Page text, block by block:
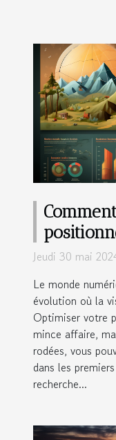
sur les
avancées
Jeudi 30 mai
Le monde
évolution où la
Optimiser votre
mince affaire,
rodées, vous
dans les
recherche...